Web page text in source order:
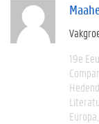
19e
Europa